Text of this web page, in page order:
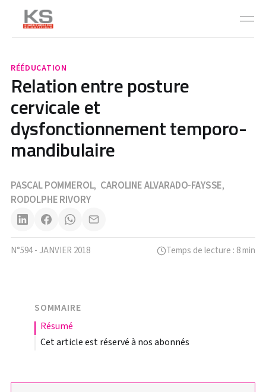
RÉÉDUCATION
Relation entre posture
cervicale et
dysfonctionnement temporo-
mandibulaire
PASCAL POMMEROL, CAROLINE ALVARADO-FAYSSE,
RODOLPHE RIVORY
N°594 - JANVIER 2018 Temps de lecture : 8 min
SOMMAIRE
résumé
Cet article est réservé à nos abonnés